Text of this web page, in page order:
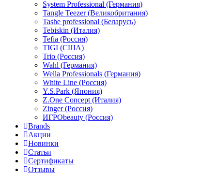
System Professional (Германия)
Tangle Teezer (Великобритания)
Tashe professional (Беларусь)
Tebiskin (Италия)
Tefia (Россия)
TIGI (США)
Trio (Россия)
Wahl (Германия)
Wella Professionals (Германия)
White Line (Россия)
Y.S.Park (Япония)
Z.One Concept (Италия)
Zinger (Россия)
ИГРОbeauty (Россия)
Brands
Акции
Новинки
Статьи
Сертификаты
Отзывы